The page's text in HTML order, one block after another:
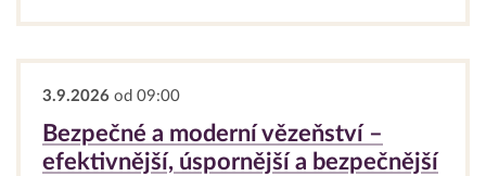
3.9.2026 od 09:00
Bezpečné a moderní vězeňství –
efektivnější, úspornější a bezpečnější